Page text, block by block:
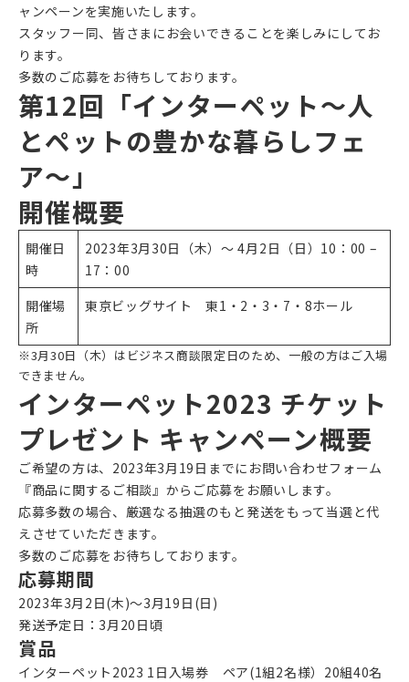
ャンペーンを実施いたします。
スタッフー同、皆さまにお会いできることを楽しみにしてお
ります。
多数のご応募をお待ちしております。
第12回「インターペット～人
とペットの豊かな暮らしフェ
ア～」
開催概要
開催日
時
2023年3月30日（木）～ 4月2日（日）10：00 –
17：00
開催場
所
東京ビッグサイト 東1・2・3・7・8ホール
※3月30日（木）はビジネス商談限定日のため、一般の方はご入場
できません。
インターペット2023 チケット
プレゼント キャンペーン概要
ご希望の方は、2023年3月19日までにお問い合わせフォーム
『商品に関するご相談』からご応募をお願いします。
応募多数の場合、厳選なる抽選のもと発送をもって当選と代
えさせていただきます。
多数のご応募をお待ちしております。
応募期間
2023年3月2日(木)〜3月19日(日)
発送予定日：3月20日頃
賞品
インターペット2023 1日入場券 ペア(1組2名様）20組40名